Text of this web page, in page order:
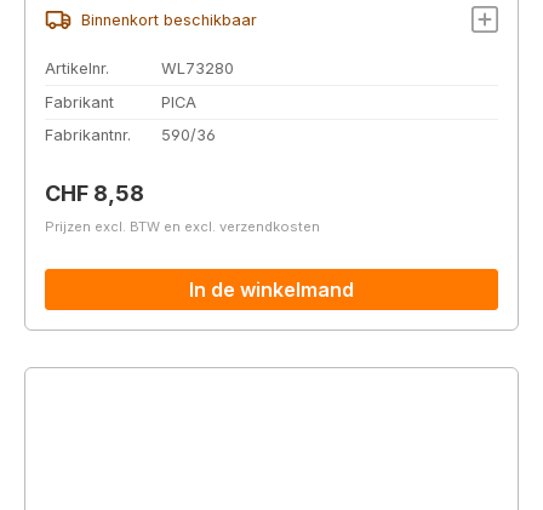
Binnenkort beschikbaar
Artikelnr.
WL73280
Fabrikant
PICA
Fabrikantnr.
590/36
Normale prijs:
CHF 8,58
Prijzen excl. BTW en excl. verzendkosten
In de winkelmand